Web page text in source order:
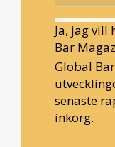
Ja, jag vill
Bar
Global
senaste
inkorg.